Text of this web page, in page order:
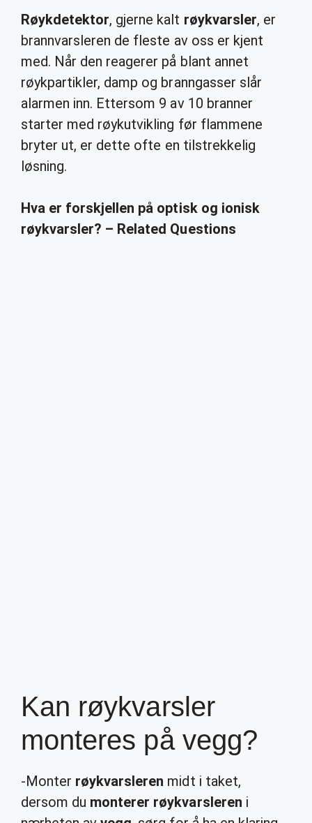
Røykdetektor, gjerne kalt røykvarsler, er
brannvarsleren de fleste av oss er kjent
med. Når den reagerer på blant annet
røykpartikler, damp og branngasser slår
alarmen inn. Ettersom 9 av 10 branner
starter med røykutvikling før flammene
bryter ut, er dette ofte en tilstrekkelig
løsning.
Hva er forskjellen på optisk og ionisk
røykvarsler? – Related Questions
Kan røykvarsler
monteres på vegg?
-Monter røykvarsleren midt i taket,
dersom du monterer røykvarsleren i